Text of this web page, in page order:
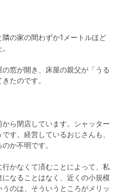
の家の間わずか1メートルほど
窓が開き、床屋の親父が「うる
たのです。
ら閉店しています。シャッター
す。経営しているおじさんも、
か不明です。
かなくて済むことによって、私
なることはなく、近くの小規模
のは、そういうところがメリッ